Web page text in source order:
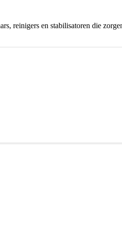
reinigers en stabilisatoren die